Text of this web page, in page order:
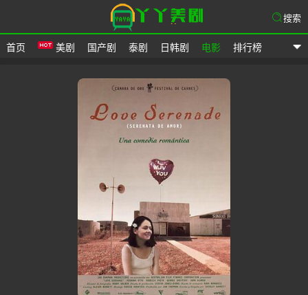
首页 美剧 国产剧 泰剧 日韩剧 电影 排行榜
搜索